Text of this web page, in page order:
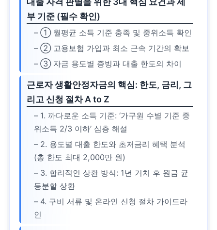
부 기준 (필수 확인)
– ① 월평균 소득 기준 충족 및 중위소득 확인
– ② 고용보험 가입과 최소 근속 기간의 확보
– ③ 자금 용도별 증빙과 대출 한도의 차이
근로자 생활안정자금의 핵심: 한도, 금리, 그
리고 신청 절차 A to Z
– 1. 까다로운 소득 기준: ‘가구원 수별 기준 중
위소득 2/3 이하’ 심층 해설
– 2. 용도별 대출 한도와 초저금리 혜택 분석
(총 한도 최대 2,000만 원)
– 3. 합리적인 상환 방식: 1년 거치 후 원금 균
등분할 상환
– 4. 구비 서류 및 온라인 신청 절차 가이드라
인